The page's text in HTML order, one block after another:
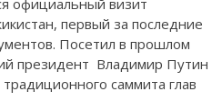
официальный визит
первый за последние
Посетил в прошлом
президент Владимир Путин
саммита глав